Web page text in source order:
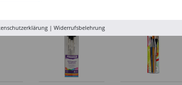
| Widerrufsbelehrung